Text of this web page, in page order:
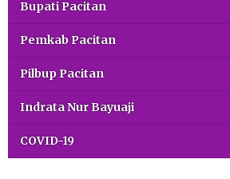
Bupati Pacitan
Pemkab Pacitan
Pilbup Pacitan
Indrata Nur Bayuaji
COVID-19